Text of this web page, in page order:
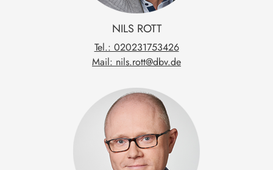
NILS ROTT
Tel.: 020231753426
Mail: nils.rott@dbv.de